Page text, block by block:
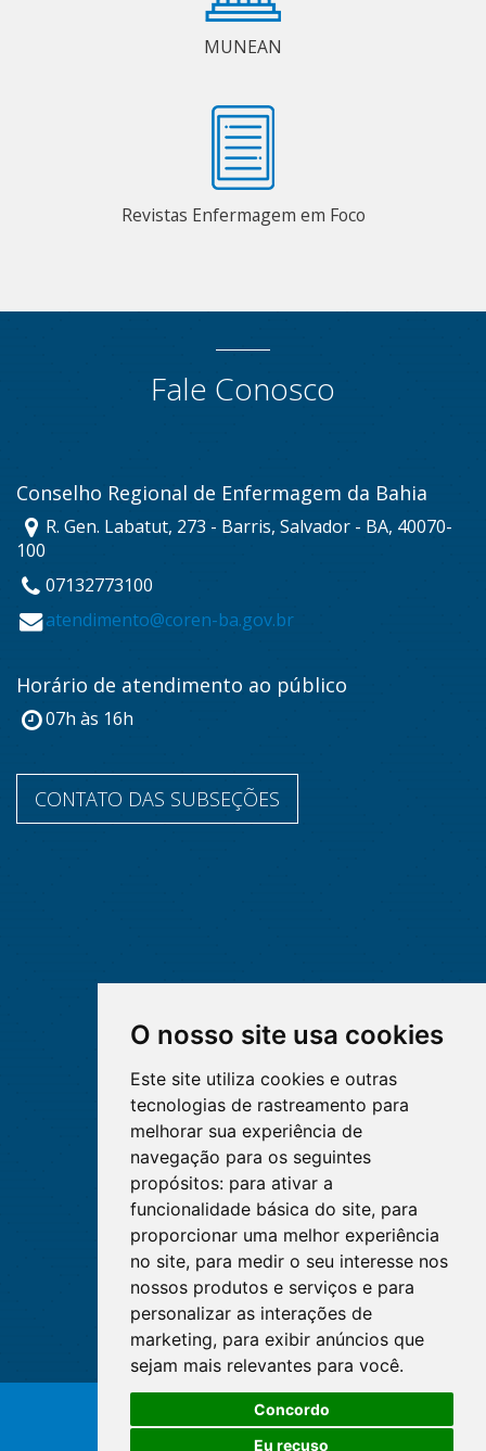
O nosso site usa cookies
Este site utiliza cookies e outras
tecnologias de rastreamento para
melhorar sua experiência de
navegação para os seguintes
propósitos: para ativar a
funcionalidade básica do site, para
proporcionar uma melhor experiência
no site, para medir o seu interesse nos
nossos produtos e serviços e para
personalizar as interações de
marketing, para exibir anúncios que
sejam mais relevantes para você.
Concordo
Eu recuso
MUNEAN
Revistas Enfermagem em Foco
Fale Conosco
Conselho Regional de Enfermagem da Bahia
R. Gen. Labatut, 273 - Barris, Salvador - BA, 40070-
100
07132773100
atendimento@coren-ba.gov.br
Horário de atendimento ao público
07h às 16h
CONTATO DAS SUBSEÇÕES
© Copyright 2026 - Cofen/CORENs